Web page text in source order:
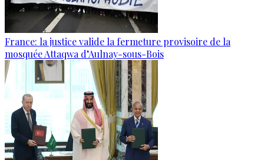
France: la justice valide la fermeture provisoire de la
mosquée Attaqwa d’Aulnay-sous-Bois